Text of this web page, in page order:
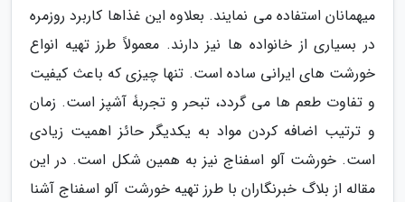
میهمانان استفاده می نمایند. بعلاوه این غذاها کاربرد روزمره
در بسیاری از خانواده ها نیز دارند. معمولاً طرز تهیه انواع
خورشت های ایرانی ساده است. تنها چیزی که باعث کیفیت
و تفاوت طعم ها می گردد، تبحر و تجربۀ آشپز است. زمان
و ترتیب اضافه کردن مواد به یکدیگر حائز اهمیت زیادی
است. خورشت آلو اسفناج نیز به همین شکل است. در این
مقاله از بلاگ خبرنگاران با طرز تهیه خورشت آلو اسفناج آشنا